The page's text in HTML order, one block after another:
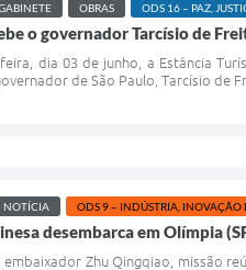
OBRAS ODS 16 – PAZ,
o governador Tarcísio de
dia 03 de junho, a Estância
de São Paulo, Tarcísio de
NOTÍCIA ODS 9 – INDÚSTRIA, INOVAÇÃO
desembarca em Olímpia
Zhu Qingqiao, missão